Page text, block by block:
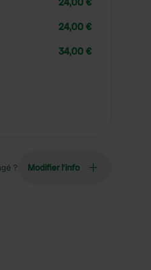
24,00 €
34,00 €
? Modifier l’info